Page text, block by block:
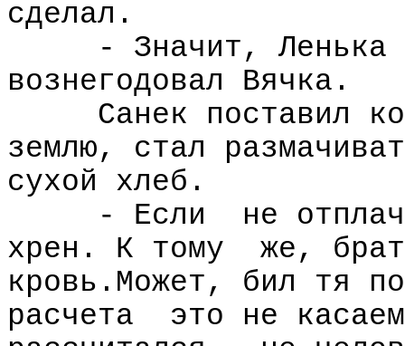
сделал.
- Значит, Ленька
вознегодовал Вячка.
Санек поставил
землю, стал
сухой хлеб.
- Если
не
хрен. К тому
же,
кровь.Может, бил тя
расчета
это не